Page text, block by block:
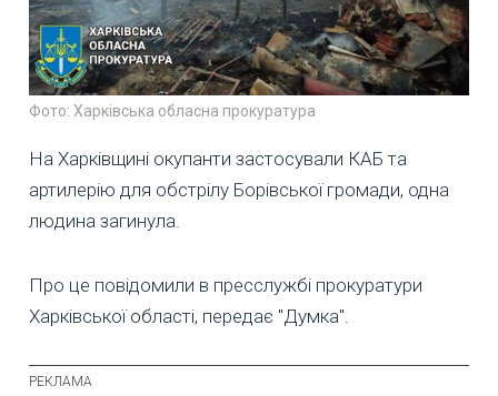
Фото: Харківська обласна прокуратура
На Харківщині окупанти застосували КАБ та
артилерію для обстрілу Борівської громади, одна
людина загинула.
Про це повідомили в пресслужбі прокуратури
Харківської області, передає "Думка".